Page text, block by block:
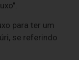
para ter um
se referindo